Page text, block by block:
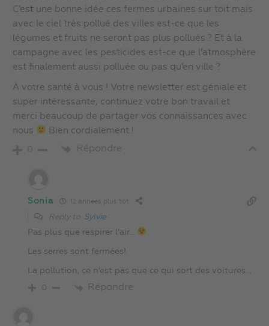
C’est une bonne idée ces fermes urbaines sur toit mais
avec le ciel très pollué des villes est-ce que les
légumes et fruits ne seront pas plus pollués ? Et à la
campagne avec les pesticides est-ce que l’atmosphère
est finalement aussi polluée ou pas qu’en ville ?
À votre santé à vous ! Votre newsletter est géniale et
super intéressante, continuez votre bon travail et
merci beaucoup de partager vos connaissances avec
nous
Bien cordialement !
0 Répondre
Sonia 12 années plus tôt
Reply to Sylvie
Pas plus que respirer l’air…
Les serres sont fermées!
La pollution, ce n’est pas que ce qui sort des voitures…
0 Répondre